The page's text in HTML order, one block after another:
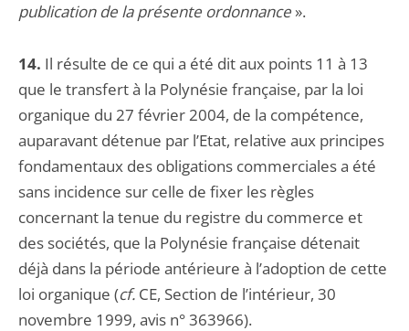
publication de la présente ordonnance ».
14. Il résulte de ce qui a été dit aux points 11 à 13
que le transfert à la Polynésie française, par la loi
organique du 27 février 2004, de la compétence,
auparavant détenue par l’Etat, relative aux principes
fondamentaux des obligations commerciales a été
sans incidence sur celle de fixer les règles
concernant la tenue du registre du commerce et
des sociétés, que la Polynésie française détenait
déjà dans la période antérieure à l’adoption de cette
loi organique (cf. CE, Section de l’intérieur, 30
novembre 1999, avis n° 363966).